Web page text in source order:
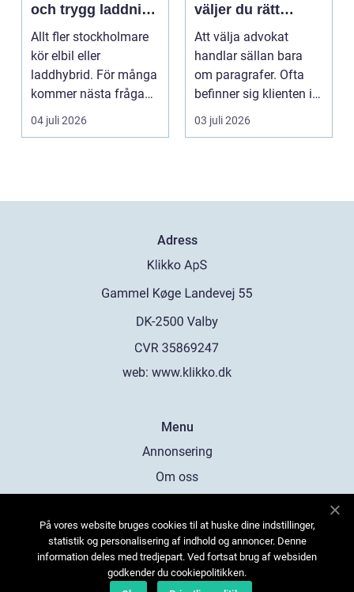
och trygg laddning
hemma och på
jobbet
Allt fler stockholmare
kör elbil eller
laddhybrid. För många
kommer nästa fråga
direkt: hur laddar m...
04 juli 2026
väljer du rätt
juridiskt stöd
Att välja advokat
handlar sällan bara
om paragrafer. Ofta
befinner sig klienten i
en utsatt situatio...
03 juli 2026
Adress
web: www.klikko.dk
Menu
Annonsering
Om oss
Kontakta oss
Sitemap
På vores website bruges cookies til at huske dine indstillinger,
statistik og personalisering af indhold og annoncer. Denne
information deles med tredjepart. Ved fortsat brug af websiden
godkender du cookiepolitikken.